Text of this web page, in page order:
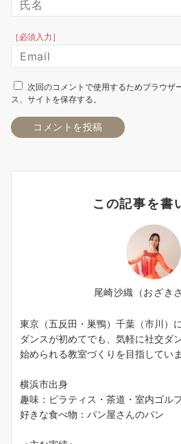
［必須入力］
次回のコメントで使用するためブラウザ
ス、サイトを保存する。
この記事を書
尾崎沙織（おざき
東京（五反田・巣鴨）千葉（市川）に
ダンスが初めてでも、気軽に社交ダ
始められる教室づくりを目指していま
横浜市出身
趣味：ピラティス・茶道・室内ゴル
好きな食べ物：パン屋さんのパン